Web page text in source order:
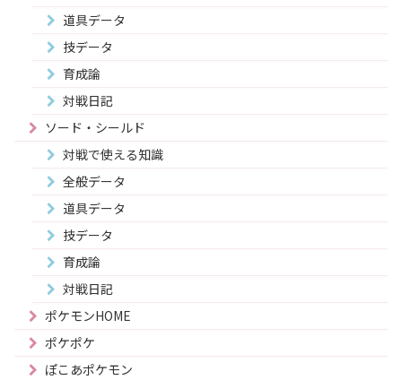
道具データ
技データ
育成論
対戦日記
ソード・シールド
対戦で使える知識
全般データ
道具データ
技データ
育成論
対戦日記
ポケモンHOME
ポケポケ
ぽこあポケモン